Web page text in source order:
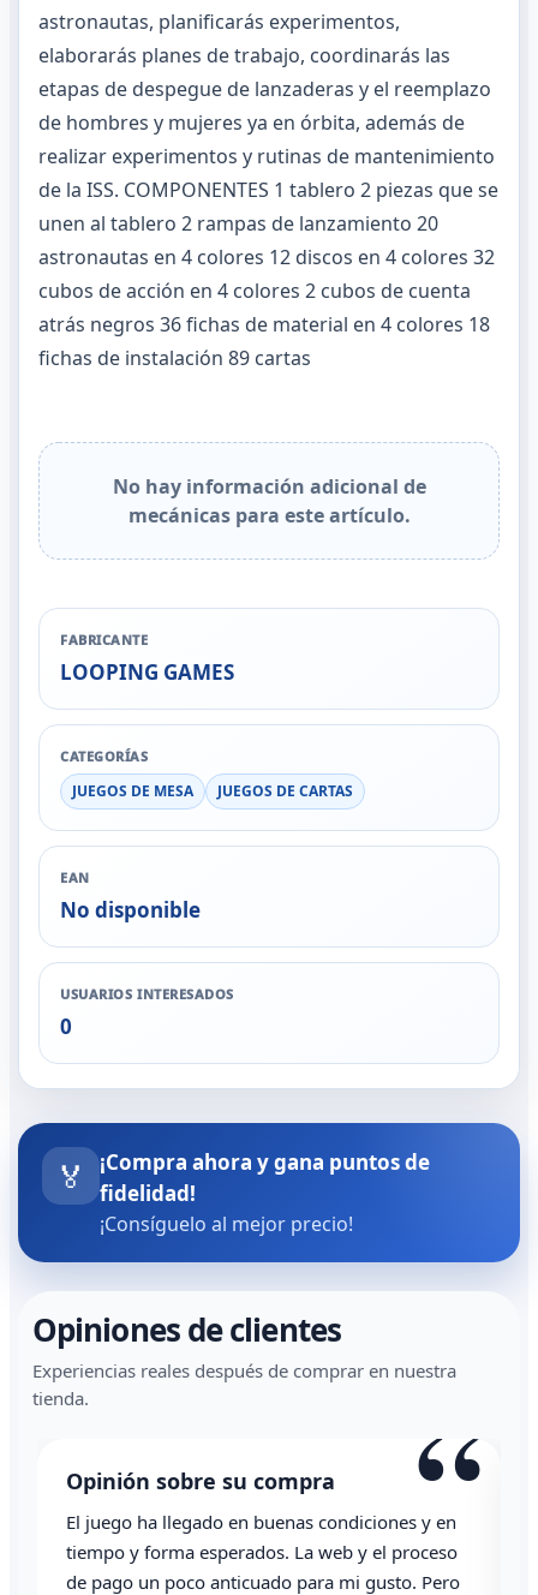
astronautas, planificarás experimentos,
elaborarás planes de trabajo, coordinarás las
etapas de despegue de lanzaderas y el reemplazo
de hombres y mujeres ya en órbita, además de
realizar experimentos y rutinas de mantenimiento
de la ISS. COMPONENTES 1 tablero 2 piezas que se
unen al tablero 2 rampas de lanzamiento 20
astronautas en 4 colores 12 discos en 4 colores 32
cubos de acción en 4 colores 2 cubos de cuenta
atrás negros 36 fichas de material en 4 colores 18
fichas de instalación 89 cartas
No hay información adicional de
mecánicas para este artículo.
FABRICANTE
LOOPING GAMES
CATEGORÍAS
JUEGOS DE MESA JUEGOS DE CARTAS
EAN
No disponible
USUARIOS INTERESADOS
0
🏅
¡Compra ahora y gana puntos de
fidelidad!
¡Consíguelo al mejor precio!
Opiniones de clientes
Experiencias reales después de comprar en nuestra
tienda.
“
Opinión sobre su compra
El juego ha llegado en buenas condiciones y en
tiempo y forma esperados. La web y el proceso
de pago un poco anticuado para mi gusto. Pero